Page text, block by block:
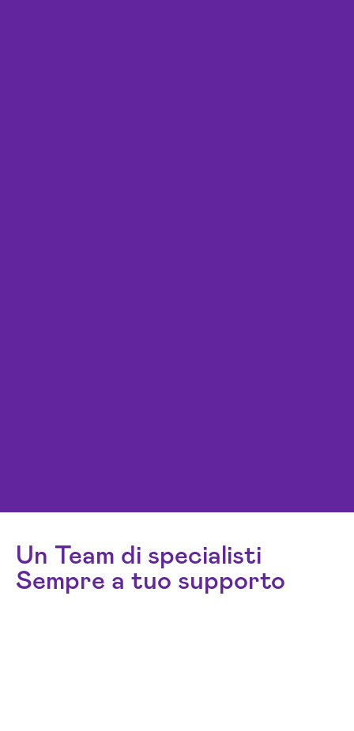
Un Team di specialisti
Sempre a tuo supporto